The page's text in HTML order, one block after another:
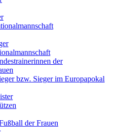
der
bzw. Sieger im Europapokal
der Frauen